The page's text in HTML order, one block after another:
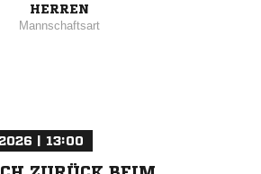
HERREN
Mannschaftsart
| 13:00